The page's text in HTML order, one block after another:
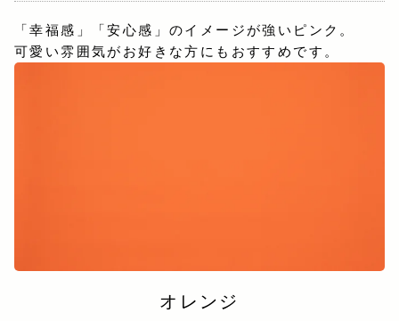
「幸福感」「安心感」のイメージが強いピンク。
可愛い雰囲気がお好きな方にもおすすめです。
オレンジ